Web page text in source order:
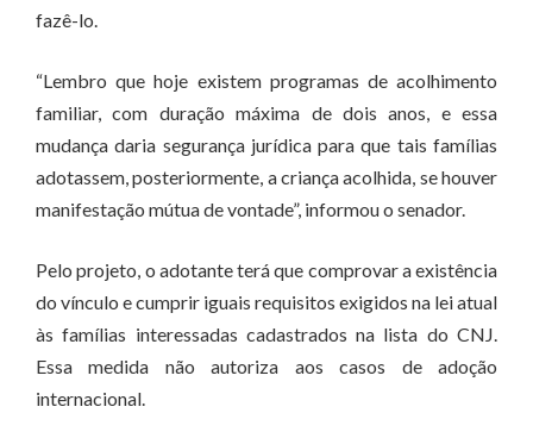
fazê-lo.
“Lembro que hoje existem programas de acolhimento
familiar, com duração máxima de dois anos, e essa
mudança daria segurança jurídica para que tais famílias
adotassem, posteriormente, a criança acolhida, se houver
manifestação mútua de vontade”, informou o senador.
Pelo projeto, o adotante terá que comprovar a existência
do vínculo e cumprir iguais requisitos exigidos na lei atual
às famílias interessadas cadastrados na lista do CNJ.
Essa medida não autoriza aos casos de adoção
internacional.